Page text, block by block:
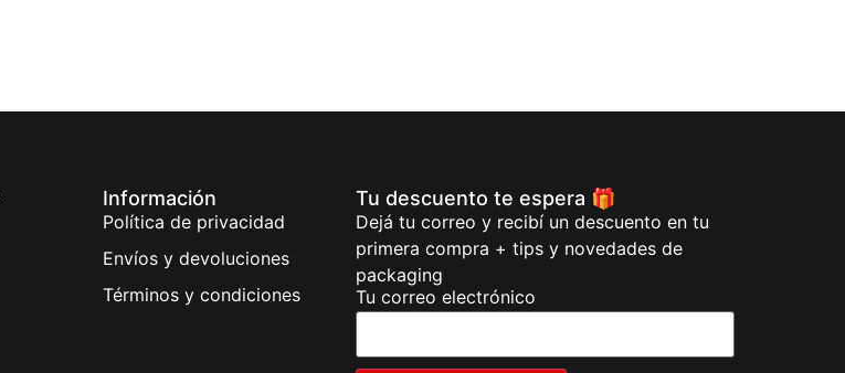
Información
Política de privacidad
Envíos y devoluciones
Términos y condiciones
Tu descuento te espera 🎁
Dejá tu correo y recibí un descuento en tu
primera compra + tips y novedades de
packaging
Tu correo electrónico